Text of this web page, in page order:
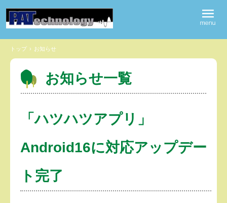
トップ › お知らせ
お知らせ一覧
「ハツハツアプリ」
Android16に対応アップデー
ト完了